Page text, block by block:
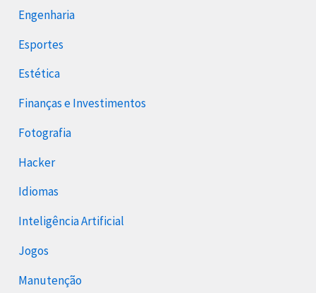
Engenharia
Esportes
Estética
Finanças e Investimentos
Fotografia
Hacker
Idiomas
Inteligência Artificial
Jogos
Manutenção